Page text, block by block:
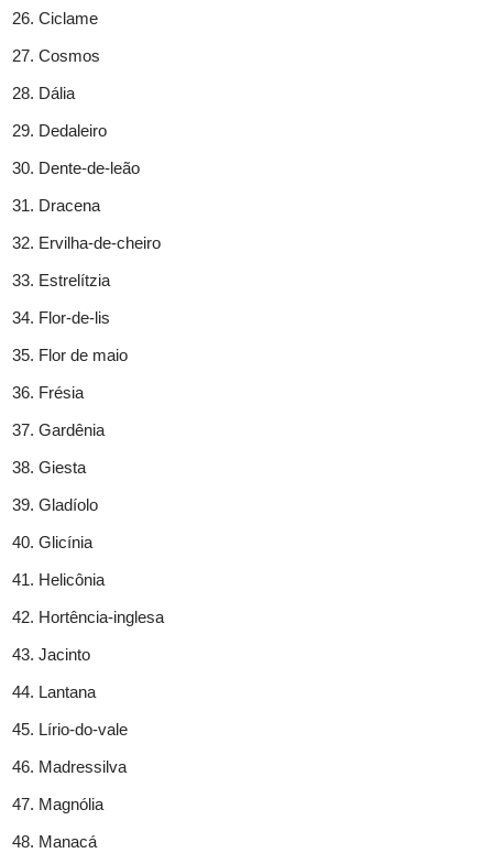
Ciclame
Cosmos
Dália
Dedaleiro
Dente-de-leão
Dracena
Ervilha-de-cheiro
Estrelítzia
Flor-de-lis
Flor de maio
Frésia
Gardênia
Giesta
Gladíolo
Glicínia
Helicônia
Hortência-inglesa
Jacinto
Lantana
Lírio-do-vale
Madressilva
Magnólia
Manacá